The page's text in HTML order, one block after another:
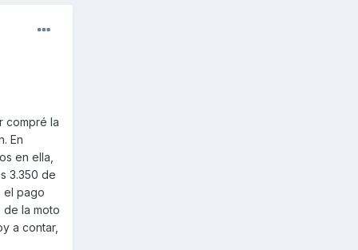
compré la
En
en ella,
3.350 de
el pago
la moto
a contar,